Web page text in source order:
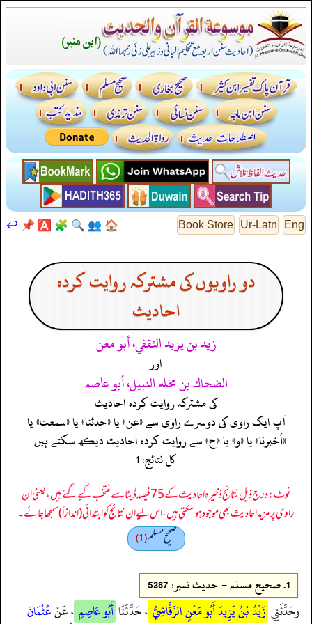
Eng
Ur-Latn
Book Store
🏠
👥
🔍
🧩
🅰️
📌
↩️
دو راویوں کی مشترکہ روایت کردہ
احادیث
زيد بن يزيد الثقفي، أبو معن
اور
الضحاك بن مخلد النبيل، أبو عاصم
کی مشترکہ روایت کردہ احادیث
آپ ایک راوی کی دوسرے راوی سے «عن» یا «حدثنا» یا «سمعت» یا
«أخبرنا» یا «و» یا «ح» سے روایت کردہ احادیث دیکھ سکتے ہیں۔
کل نتائج: 1
نوٹ: درج ذیل نتائج ذخیرہ احادیث کے 75 فیصد ڈیٹا سے منتخب کیے گئے ہیں، یعنی ان
راوی پر مزید احادیث بھی موجود ہو سکتی ہیں، اس لیے ان نتائج کو ابتدائی (اندازاً) سمجھا جائے۔
صحيح مسلم(1)
1. صحيح مسلم - حدیث نمبر: 5387
وحَدَّثَنِي زَيْدُ بْنُ يَزِيدَ أَبُو مَعْنٍ الرَّقَّاشِيُّ ، حَدَّثَنَا أَبُو عَاصِمٍ ، عَنْعُثْمَانَ